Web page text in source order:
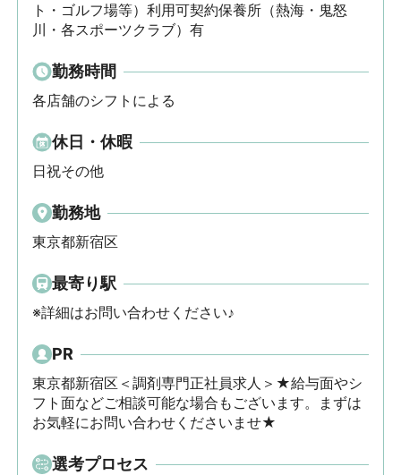
ト・ゴルフ場等）利用可契約保養所（熱海・鬼怒
川・各スポーツクラブ）有
勤務時間
各店舗のシフトによる
休日・休暇
日祝その他
勤務地
東京都新宿区
最寄り駅
※詳細はお問い合わせください♪
PR
東京都新宿区＜調剤専門正社員求人＞★給与面やシ
フト面などご相談可能な場合もございます。まずは
お気軽にお問い合わせくださいませ★
選考プロセス